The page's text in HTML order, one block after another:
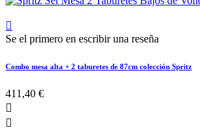

Se el primero en escribir una reseña
Combo mesa alta + 2 taburetes de 87cm colección Spritz
411,40 €

